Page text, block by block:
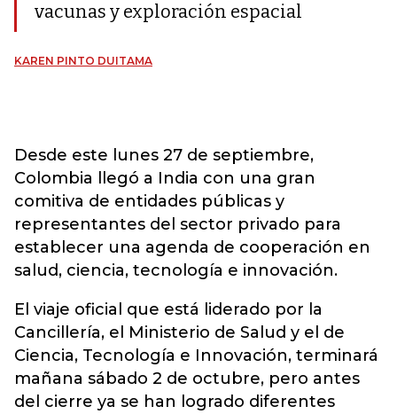
vacunas y exploración espacial
KAREN PINTO DUITAMA
Desde este lunes 27 de septiembre,
Colombia llegó a India con una gran
comitiva de entidades públicas y
representantes del sector privado para
establecer una agenda de cooperación en
salud, ciencia, tecnología e innovación.
El viaje oficial que está liderado por la
Cancillería, el Ministerio de Salud y el de
Ciencia, Tecnología e Innovación, terminará
mañana sábado 2 de octubre, pero antes
del cierre ya se han logrado diferentes